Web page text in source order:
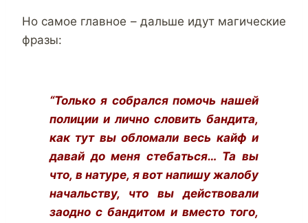
Но самое главное – дальше идут магические
фразы:
“Только я собрался помочь нашей
полиции и лично словить бандита,
как тут вы обломали весь кайф и
давай до меня стебаться… Та вы
что, в натуре, я вот напишу жалобу
начальству, что вы действовали
заодно с бандитом и вместо того,